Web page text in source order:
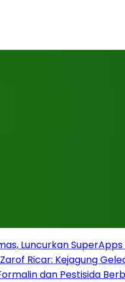
Luncurkan
Ricar: Kejagung
dan Pestisida